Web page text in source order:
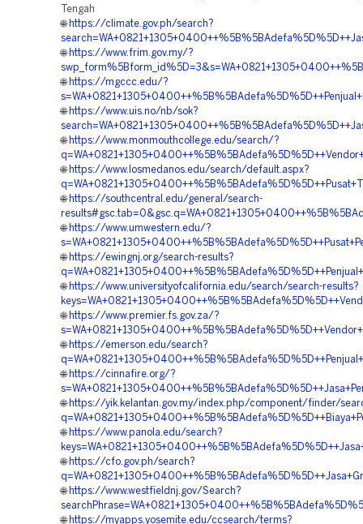
Tengah
🌐 https://climate.gov.ph/search?
🌐 https://www.frim.gov.my/?
🌐 https://mgccc.edu/?
🌐 https://www.uis.no/nb/sok?
🌐 https://www.monmouthcollege.edu/search/?
🌐 https://www.losmedanos.edu/search/default.aspx?
🌐 https://southcentral.edu/general/search-
🌐 https://www.umwestern.edu/?
🌐 https://ewingnj.org/search-results?
🌐 https://www.universityofcalifornia.edu/search/search-results?
🌐 https://www.premier.fs.gov.za/?
🌐 https://emerson.edu/search?
🌐 https://cinnafire.org/?
🌐 https://yik.kelantan.gov.my/index.php/component/finder/
🌐 https://www.panola.edu/search?
🌐 https://cfo.gov.ph/search?
🌐 https://www.westfieldnj.gov/Search?
🌐 https://myapps.yosemite.edu/ccsearch/terms?